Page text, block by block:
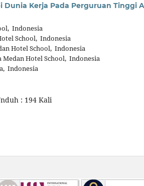
Kerja Pada Perguruan Tinggi
Indonesia
School, Indonesia
Hotel School, Indonesia
Medan Hotel School, Indonesia
Indonesia
: 194 Kali